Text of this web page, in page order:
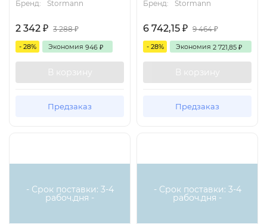
Бренд:
Stormann
2 342 ₽ 3 288₽
- 28% Экономия 946 ₽
В корзину
Предзаказ
Бренд:
Stormann
6 742,15 ₽ 9 464₽
- 28% Экономия 2 721,85 ₽
В корзину
Предзаказ
- Срок поставки: 3-4
рабоч.дня -
- Срок поставки: 3-4
рабоч.дня -